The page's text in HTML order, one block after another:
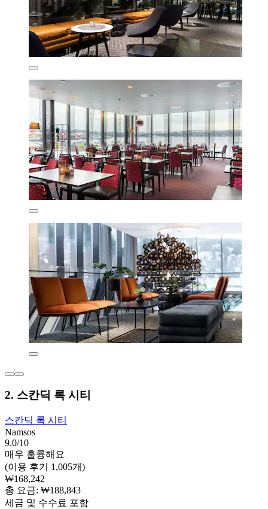
2. 스칸딕 록 시티
스칸딕 록 시티
Namsos
9.0/10
매우 훌륭해요
(이용 후기 1,005개)
₩168,242
총 요금: ₩188,843
세금 및 수수료 포함